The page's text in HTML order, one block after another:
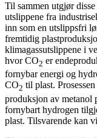
Til sammen utgjør
utslippene fra
inn som en utslippsfri
fremtidig
klimagassutslippene i
hvor CO2 er
fornybar energi og
CO2 til plast.
produksjon av metanol
fornybart hydrogen
plast. Tilsvarende kan